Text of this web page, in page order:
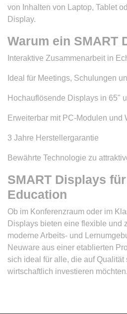
von Inhalten von Laptop, Tablet
Display.
Warum ein SMART
Interaktive Zusammenarbeit in
Ideal für Meetings, Schulungen
Hochauflösende Displays in 65"
Erweiterbar mit PC-Modulen und
3 Jahre Herstellergarantie
Bewährte Technologie zu
SMART Displays
Education
Ob im Konferenzraum oder im
Displays bieten eine flexible und
moderne Arbeits- und
Neuware aus einer etablierten
sich ideal für alle, die auf
wirtschaftlich investieren möchten.